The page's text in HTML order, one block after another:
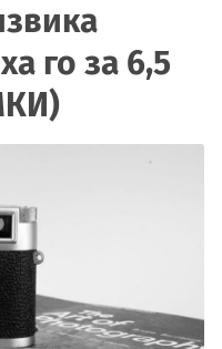
го за 6,5